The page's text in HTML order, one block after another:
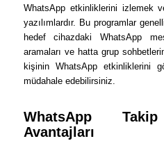
WhatsApp etkinliklerini izlemek
yazılımlardır. Bu programlar
hedef cihazdaki WhatsApp
aramaları ve hatta grup
kişinin WhatsApp etkinliklerini
müdahale edebilirsiniz.
WhatsApp Takip
Avantajları